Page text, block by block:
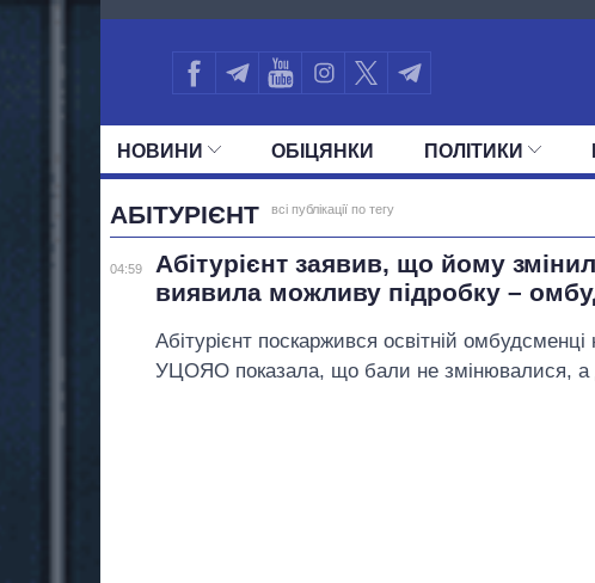
1660
НОВИНИ ОБIЦЯНКИ ПОЛIТИКИ
УСІ ПОЛІТИКИ
АБІТУРІЄНТ всі публікації по тегу
04:59
Абітурієнт заявив, що йому
виявила можливу підробку –
Абітурієнт поскаржився освітній
УЦОЯО показала, що бали не змінювалися, а